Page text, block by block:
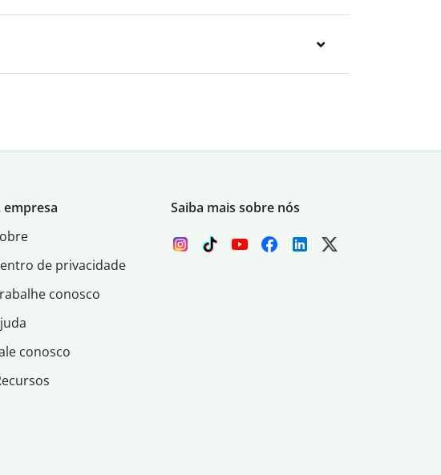
empresa
de privacidade
conosco
conosco
Saiba mais sobre nós